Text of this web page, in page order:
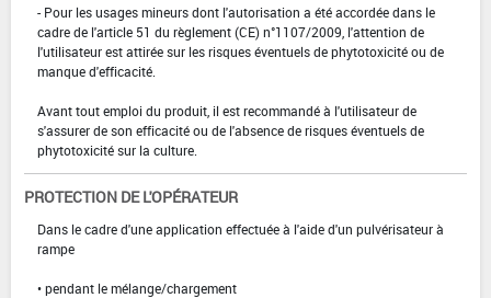
- Pour les usages mineurs dont l'autorisation a été accordée dans le
cadre de l'article 51 du règlement (CE) n°1107/2009, l'attention de
l'utilisateur est attirée sur les risques éventuels de phytotoxicité ou de
manque d'efficacité.
Avant tout emploi du produit, il est recommandé à l'utilisateur de
s'assurer de son efficacité ou de l'absence de risques éventuels de
phytotoxicité sur la culture.
PROTECTION DE L'OPÉRATEUR
Dans le cadre d'une application effectuée à l'aide d'un pulvérisateur à
rampe
• pendant le mélange/chargement